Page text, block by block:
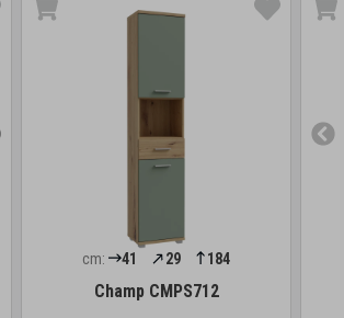
cm: 41 29 184
Champ CMPS712